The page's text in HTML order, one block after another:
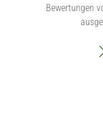
Bewertungen